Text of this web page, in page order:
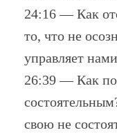
24:16 — Как
то, что не
управляет
26:39 — Как
свою не